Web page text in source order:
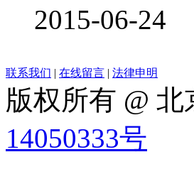
2015-06-24
联系我们 | 在线留言 | 法律申明
版权所有 @
14050333号